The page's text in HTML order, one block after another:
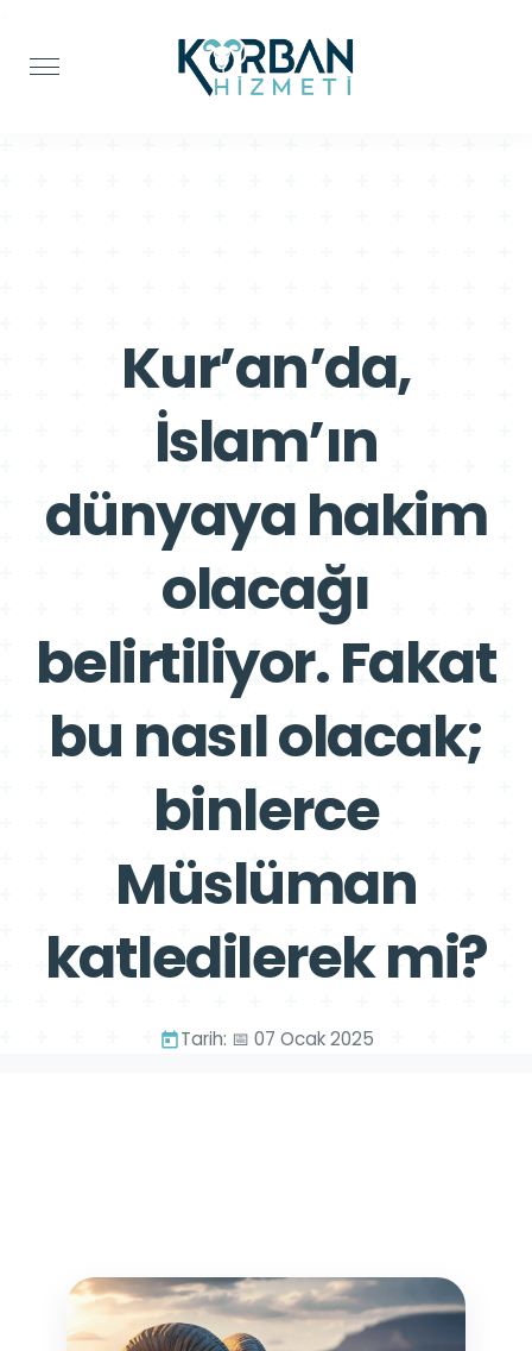
Kur’an’da,
İslam’ın
dünyaya hakim
olacağı
belirtiliyor. Fakat
bu nasıl olacak;
binlerce
Müslüman
katledilerek mi?
Tarih: 📅 07 Ocak 2025